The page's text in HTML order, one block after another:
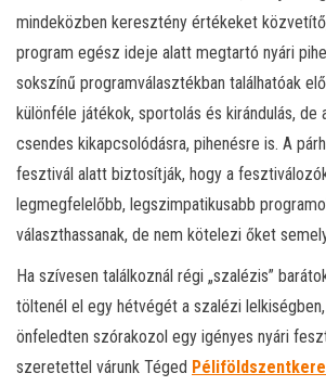
mindeközben keresztény értékeket
program egész ideje alatt megtartó nyári
sokszínű programválasztékban találhatóak
különféle játékok, sportolás és kirándulás, de
csendes kikapcsolódásra, pihenésre is. A
fesztivál alatt biztosítják, hogy a
legmegfelelőbb, legszimpatikusabb
választhassanak, de nem kötelezi őket
Ha szívesen találkoznál régi „szalézis”
töltenél el egy hétvégét a szalézi
önfeledten szórakozol egy igényes nyári
szeretettel várunk Téged